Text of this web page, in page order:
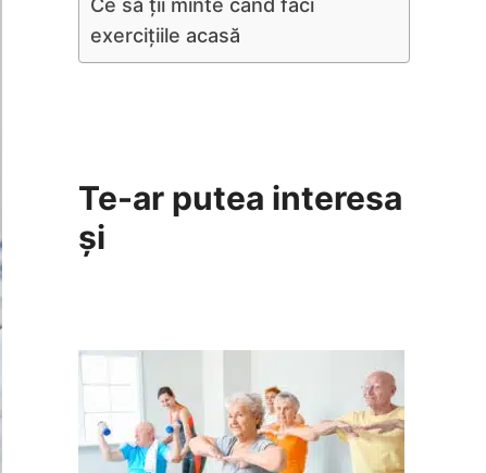
Ce să ții minte când faci
exercițiile acasă
Te-ar putea interesa
și